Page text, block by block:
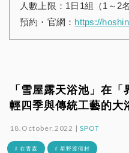
人數上限：1日1組（1～2名
預約・官網： https://
「雪屋露天浴池」在
輕四季與傳統工藝的大
18.October.2022 |SPOT
# 在青森 # 星野渡假村